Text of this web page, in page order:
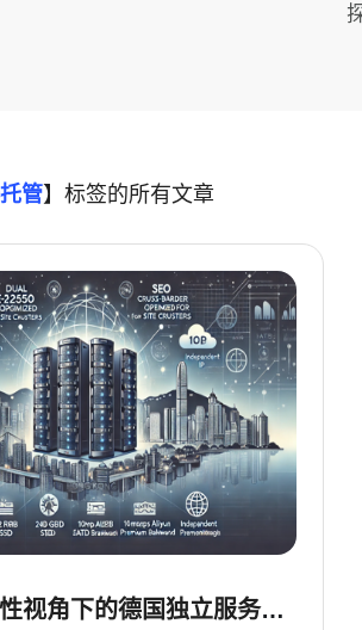
管】标签的所有文章
视角下的德国独立服务器